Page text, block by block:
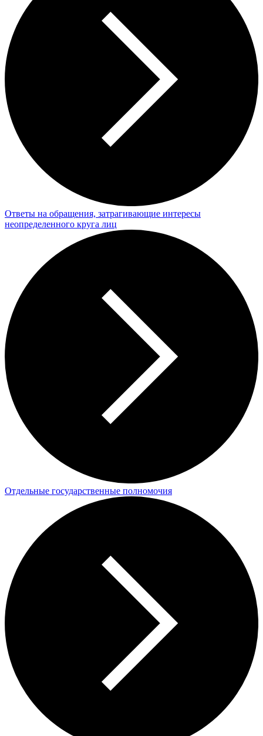
Ответы на обращения, затрагивающие интересы
неопределенного круга лиц
Отдельные государственные полномочия